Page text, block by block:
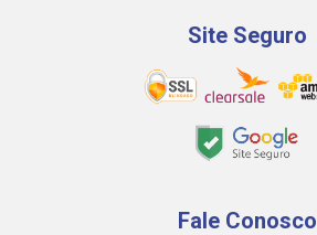
Site Seguro
Fale Conosco